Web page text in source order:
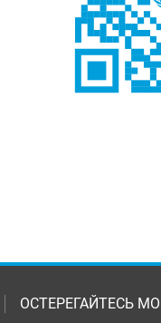
ОСТЕРЕГАЙТЕСЬ